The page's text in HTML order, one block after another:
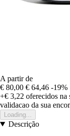
A partir de
€ 80,00 € 64,46 -19%
+€ 3,22 oferecidos na
validacao da sua
Loading...
Descrição